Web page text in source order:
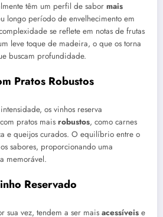
têm um perfil de sabor mais
longo período de envelhecimento em
se reflete em notas de frutas
leve toque de madeira, o que os torna
buscam profundidade.
Pratos Robustos
os vinhos reserva
pratos mais robustos, como carnes
e queijos curados. O equilíbrio entre o
sabores, proporcionando uma
memorável.
Reservado
sua vez, tendem a ser mais acessíveis e